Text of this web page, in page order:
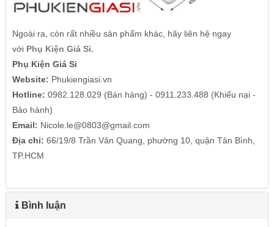
Ngoài ra, còn rất nhiều sản phẩm khác, hãy liên hệ ngay
với Phụ Kiện Giá Sỉ.
Phụ Kiện Giá Sỉ
Website: Phukiengiasi.vn
Hotline: 0982.128.029 (Bán hàng) - 0911.233.488 (Khiếu nại -
Bảo hành)
Email: Nicole.le@0803@gmail.com
Địa chỉ: 66/19/8 Trần Văn Quang, phường 10, quận Tân Bình,
TP.HCM
Bình luận